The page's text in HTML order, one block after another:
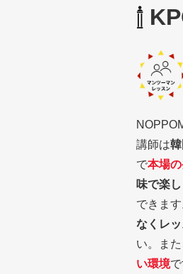
講師は
で本場
味で楽
できま
なくレ
い。ま
い環境で